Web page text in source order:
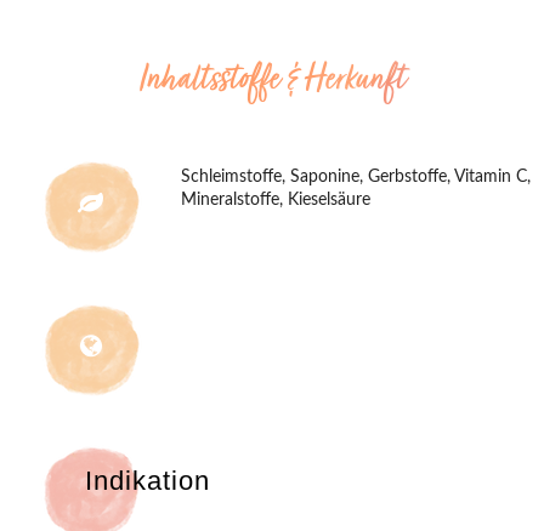
Inhaltsstoffe & Herkunft
Schleimstoffe, Saponine, Gerbstoffe, Vitamin C,
Mineralstoffe, Kieselsäure
Indikation